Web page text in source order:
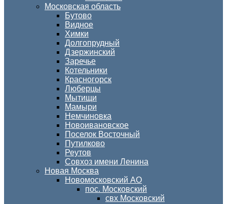
Московская область
Бутово
Видное
Химки
Долгопрудный
Дзержинский
Заречье
Котельники
Красногорск
Люберцы
Мытищи
Мамыри
Немчиновка
Новоивановское
Поселок Восточный
Путилково
Реутов
Совхоз имени Ленина
Новая Москва
Новомосковский АО
пос. Московский
свх Московский